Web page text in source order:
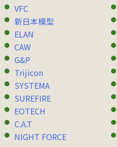
VFC
新日本模型
ELAN
CAW
G&P
Trijicon
SYSTEMA
SUREFIRE
EOTECH
C.A.T
NIGHT FORCE